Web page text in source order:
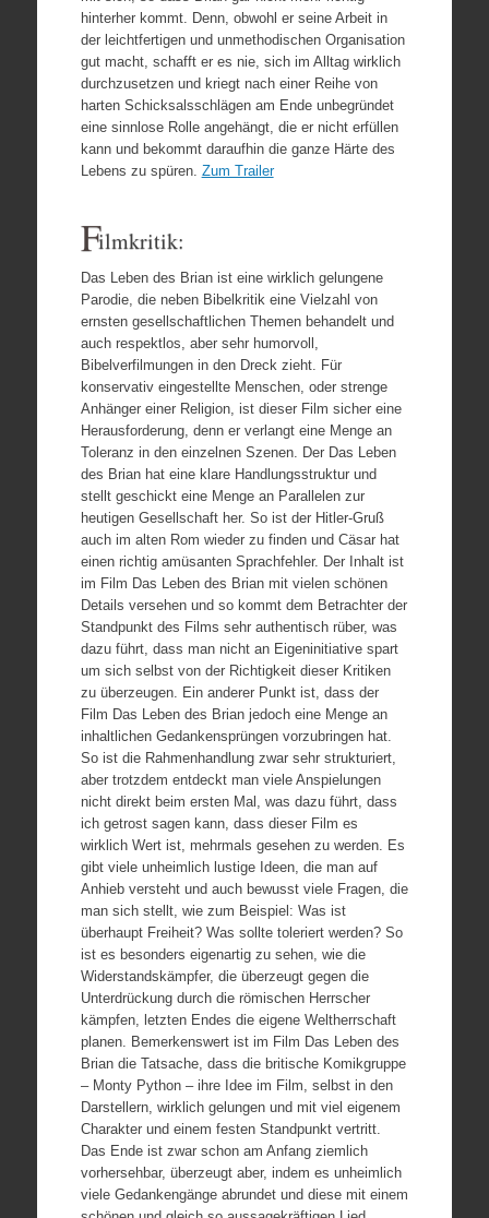
hinterher kommt. Denn, obwohl er seine Arbeit in
der leichtfertigen und unmethodischen Organisation
gut macht, schafft er es nie, sich im Alltag wirklich
durchzusetzen und kriegt nach einer Reihe von
harten Schicksalsschlägen am Ende unbegründet
eine sinnlose Rolle angehängt, die er nicht erfüllen
kann und bekommt daraufhin die ganze Härte des
Lebens zu spüren. Zum Trailer
Filmkritik:
Das Leben des Brian ist eine wirklich gelungene
Parodie, die neben Bibelkritik eine Vielzahl von
ernsten gesellschaftlichen Themen behandelt und
auch respektlos, aber sehr humorvoll,
Bibelverfilmungen in den Dreck zieht. Für
konservativ eingestellte Menschen, oder strenge
Anhänger einer Religion, ist dieser Film sicher eine
Herausforderung, denn er verlangt eine Menge an
Toleranz in den einzelnen Szenen. Der Das Leben
des Brian hat eine klare Handlungsstruktur und
stellt geschickt eine Menge an Parallelen zur
heutigen Gesellschaft her. So ist der Hitler-Gruß
auch im alten Rom wieder zu finden und Cäsar hat
einen richtig amüsanten Sprachfehler. Der Inhalt ist
im Film Das Leben des Brian mit vielen schönen
Details versehen und so kommt dem Betrachter der
Standpunkt des Films sehr authentisch rüber, was
dazu führt, dass man nicht an Eigeninitiative spart
um sich selbst von der Richtigkeit dieser Kritiken
zu überzeugen. Ein anderer Punkt ist, dass der
Film Das Leben des Brian jedoch eine Menge an
inhaltlichen Gedankensprüngen vorzubringen hat.
So ist die Rahmenhandlung zwar sehr strukturiert,
aber trotzdem entdeckt man viele Anspielungen
nicht direkt beim ersten Mal, was dazu führt, dass
ich getrost sagen kann, dass dieser Film es
wirklich Wert ist, mehrmals gesehen zu werden. Es
gibt viele unheimlich lustige Ideen, die man auf
Anhieb versteht und auch bewusst viele Fragen, die
man sich stellt, wie zum Beispiel: Was ist
überhaupt Freiheit? Was sollte toleriert werden? So
ist es besonders eigenartig zu sehen, wie die
Widerstandskämpfer, die überzeugt gegen die
Unterdrückung durch die römischen Herrscher
kämpfen, letzten Endes die eigene Weltherrschaft
planen. Bemerkenswert ist im Film Das Leben des
Brian die Tatsache, dass die britische Komikgruppe
– Monty Python – ihre Idee im Film, selbst in den
Darstellern, wirklich gelungen und mit viel eigenem
Charakter und einem festen Standpunkt vertritt.
Das Ende ist zwar schon am Anfang ziemlich
vorhersehbar, überzeugt aber, indem es unheimlich
viele Gedankengänge abrundet und diese mit einem